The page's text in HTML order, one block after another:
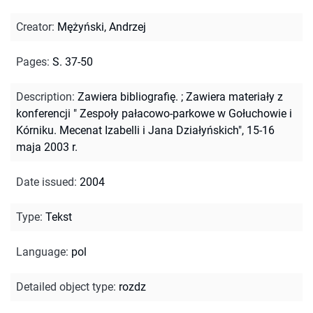
Creator: Mężyński, Andrzej
Pages: S. 37-50
Description: Zawiera bibliografię. ; Zawiera materiały z
konferencji " Zespoły pałacowo-parkowe w Gołuchowie i
Kórniku. Mecenat Izabelli i Jana Działyńskich", 15-16
maja 2003 r.
Date issued: 2004
Type: Tekst
Language: pol
Detailed object type: rozdz